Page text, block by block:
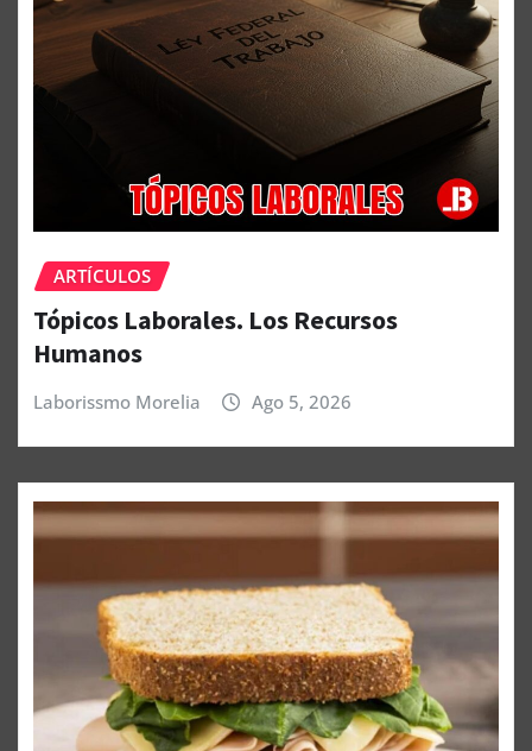
ARTÍCULOS
Tópicos Laborales. Los Recursos
Humanos
Laborissmo Morelia Ago 5, 2026